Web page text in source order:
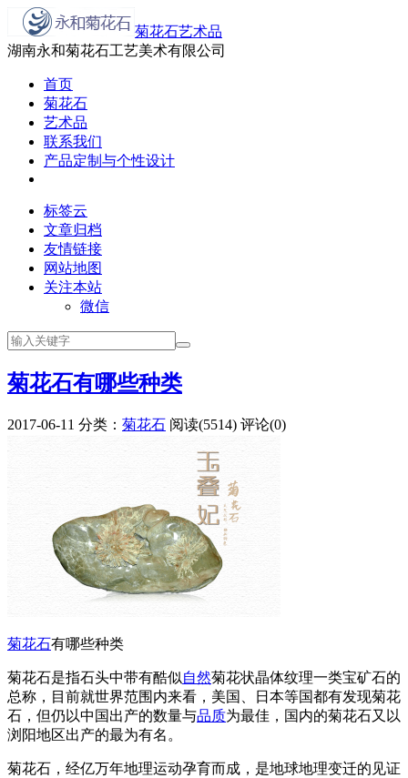
菊花石艺术品
湖南永和菊花石工艺美术有限公司
首页
菊花石
艺术品
联系我们
产品定制与个性设计
标签云
文章归档
友情链接
网站地图
关注本站
微信
菊花石有哪些种类
2017-06-11 分类： 菊花石 阅读(5514) 评论(0)
菊花石有哪些种类
菊花石是指石头中带有酷似自然菊花状晶体纹理一类宝矿石的
总称，目前就世界范围内来看，美国、日本等国都有发现菊花
石，但仍以中国出产的数量与品质为最佳，国内的菊花石又以
浏阳地区出产的最为有名。
菊花石，经亿万年地理运动孕育而成，是地球地理变迁的见证